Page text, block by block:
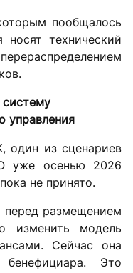
пообщалось
технический
управления
один из сценариев
уже осенью 2026
не принято.
перед размещением
изменить модель
Сейчас она
Это